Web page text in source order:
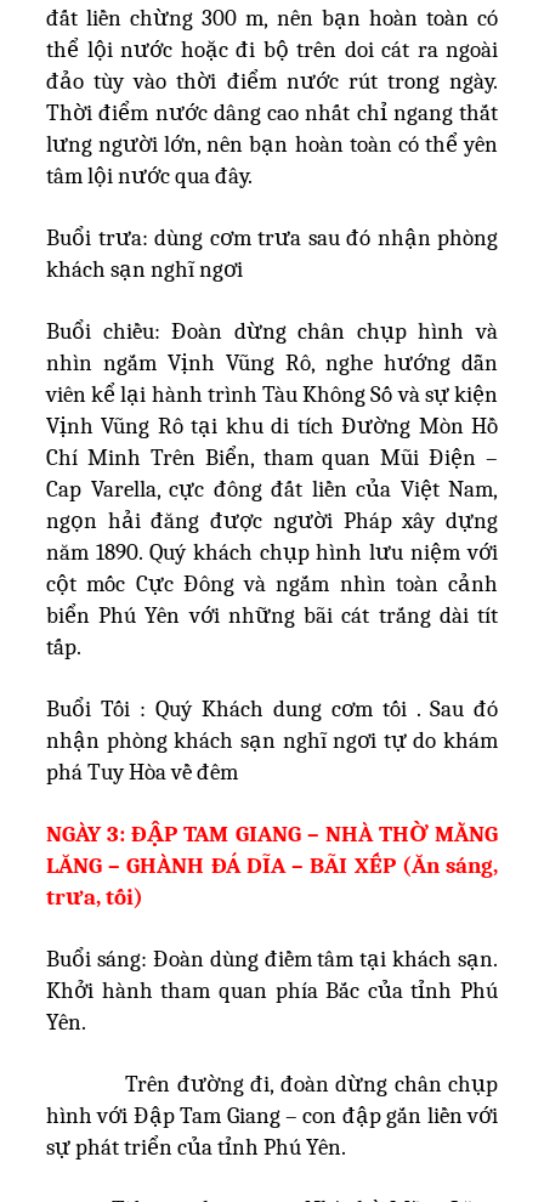
đất liền chừng 300 m, nên bạn hoàn toàn có
thể lội nước hoặc đi bộ trên doi cát ra ngoài
đảo tùy vào thời điểm nước rút trong ngày.
Thời điểm nước dâng cao nhất chỉ ngang thắt
lưng người lớn, nên bạn hoàn toàn có thể yên
tâm lội nước qua đây.
Buổi trưa: dùng cơm trưa sau đó nhận phòng
khách sạn nghĩ ngơi
Buổi chiều: Đoàn dừng chân chụp hình và
nhìn ngắm Vịnh Vũng Rô, nghe hướng dẫn
viên kể lại hành trình Tàu Không Số và sự kiện
Vịnh Vũng Rô tại khu di tích Đường Mòn Hồ
Chí Minh Trên Biển, tham quan Mũi Điện –
Cap Varella, cực đông đất liền của Việt Nam,
ngọn hải đăng được người Pháp xây dựng
năm 1890. Quý khách chụp hình lưu niệm với
cột mốc Cực Đông và ngắm nhìn toàn cảnh
biển Phú Yên với những bãi cát trắng dài tít
tấp.
Buổi Tối : Quý Khách dung cơm tối . Sau đó
nhận phòng khách sạn nghĩ ngơi tự do khám
phá Tuy Hòa về đêm
NGÀY 3: ĐẬP TAM GIANG – NHÀ THỜ MẰNG
LĂNG – GHÀNH ĐÁ DĨA – BÃI XẾP (Ăn sáng,
trưa, tối)
Buổi sáng: Đoàn dùng điềm tâm tại khách sạn.
Khởi hành tham quan phía Bắc của tỉnh Phú
Yên.
Trên đường đi, đoàn dừng chân chụp
hình với Đập Tam Giang – con đập gắn liền với
sự phát triển của tỉnh Phú Yên.